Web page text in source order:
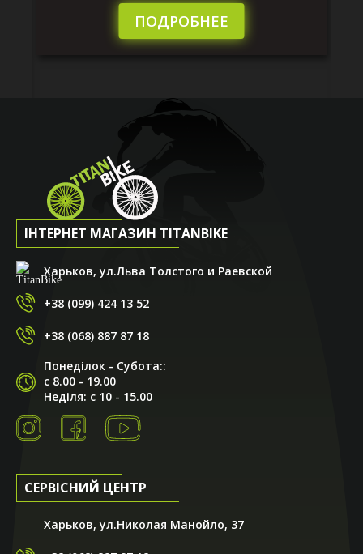
ПОДРОБНЕЕ
ІНТЕРНЕТ МАГАЗИН TITANBIKE
Харьков, ул.Льва Толстого и Раевской
+38 (099) 424 13 52
+38 (068) 887 87 18
Понеділок - Субота::
с 8.00 - 19.00
Неділя: с 10 - 15.00
СЕРВІСНИЙ ЦЕНТР
Харьков, ул.Николая Манойло, 37